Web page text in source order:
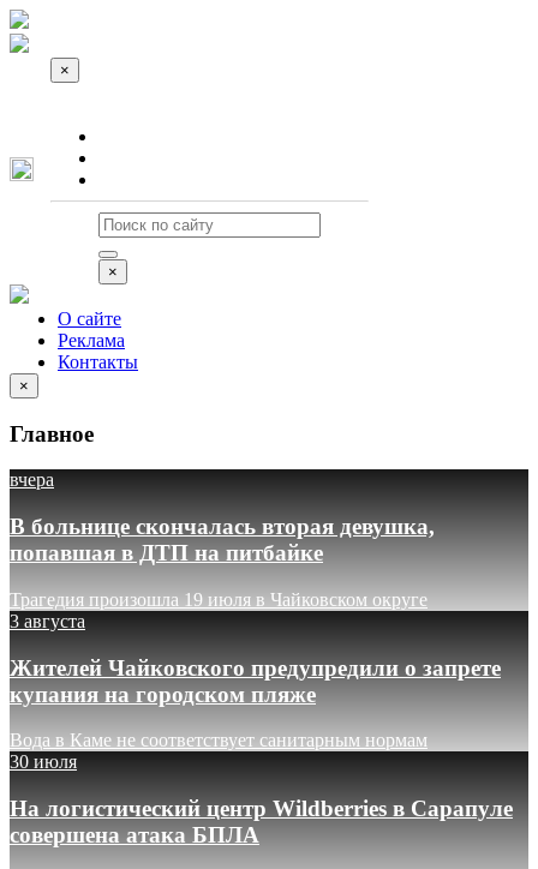
×
×
О сайте
Реклама
Контакты
×
Главное
вчера
В больнице скончалась вторая девушка,
попавшая в ДТП на питбайке
Трагедия произошла 19 июля в Чайковском округе
3 августа
Жителей Чайковского предупредили о запрете
купания на городском пляже
Вода в Каме не соответствует санитарным нормам
30 июля
На логистический центр Wildberries в Сарапуле
совершена атака БПЛА